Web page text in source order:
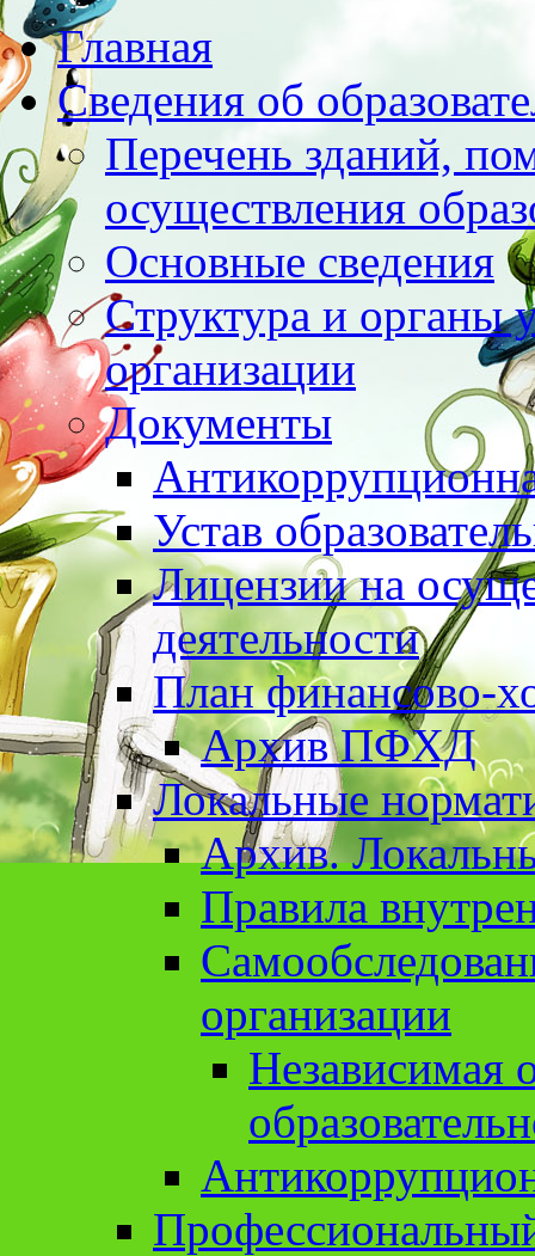
Главная
Сведения об
Перечень зданий,
осуществления
Основные сведения
Структура и органы
организации
Документы
Устав
Лицензии на
деятельности
План финансово-
Архив ПФХД
Локальные
Архив.
Правила
организации
Независимая